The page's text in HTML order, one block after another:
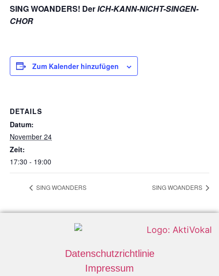
SING WOANDERS! DerICH-KANN-NICHT-SINGEN-
CHOR
Zum Kalender hinzufügen
DETAILS
Datum:
November 24
Zeit:
17:30 - 19:00
SING WOANDERS SING WOANDERS
Datenschutzrichtlinie
Impressum